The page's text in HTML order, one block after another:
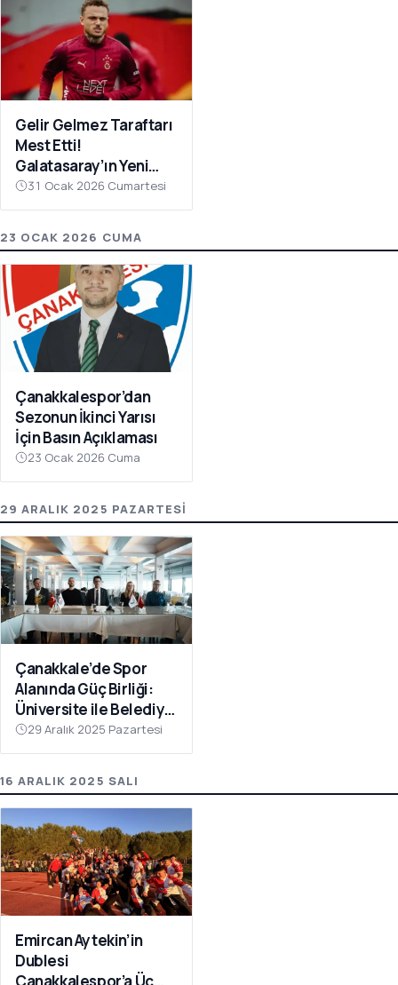
Gelir Gelmez Taraftarı
Mest Etti!
Galatasaray’ın Yeni
Transferi Noa Lang’dan
Olay Çağrı
31 Ocak 2026 Cumartesi
23 OCAK 2026 CUMA
Çanakkalespor’dan
Sezonun İkinci Yarısı
İçin Basın Açıklaması
23 Ocak 2026 Cuma
29 ARALIK 2025 PAZARTESI
Çanakkale’de Spor
Alanında Güç Birliği:
Üniversite ile Belediye
Kulüpleri İş Birliği Yaptı
29 Aralık 2025 Pazartesi
16 ARALIK 2025 SALI
Emircan Aytekin’in
Dublesi
Çanakkalespor’a Üç